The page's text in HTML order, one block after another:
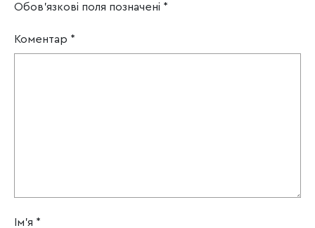
Обов’язкові поля позначені *
Коментар *
Ім'я *